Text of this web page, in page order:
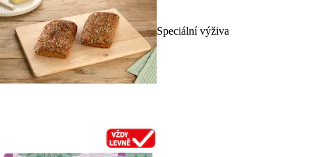
Speciální výživa